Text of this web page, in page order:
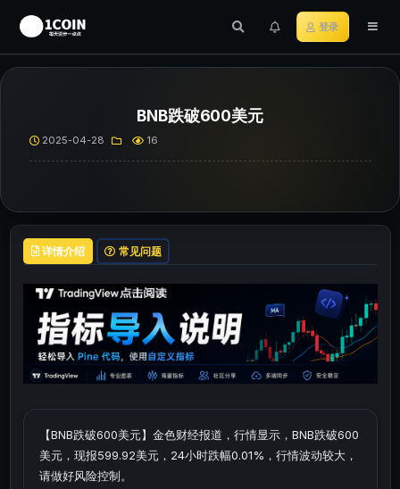
登录
BNB跌破600美元
2025-04-28 16
详情介绍 常见问题
【BNB跌破600美元】金色财经报道，行情显示，BNB跌破600
美元，现报599.92美元，24小时跌幅0.01%，行情波动较大，
请做好风险控制。